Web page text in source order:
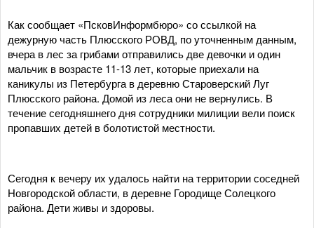
Как сообщает «ПсковИнформбюро» со ссылкой на
дежурную часть Плюсского РОВД, по уточненным данным,
вчера в лес за грибами отправились две девочки и один
мальчик в возрасте 11-13 лет, которые приехали на
каникулы из Петербурга в деревню Староверский Луг
Плюсского района. Домой из леса они не вернулись. В
течение сегодняшнего дня сотрудники милиции вели поиск
пропавших детей в болотистой местности.
Сегодня к вечеру их удалось найти на территории соседней
Новгородской области, в деревне Городище Солецкого
района. Дети живы и здоровы.